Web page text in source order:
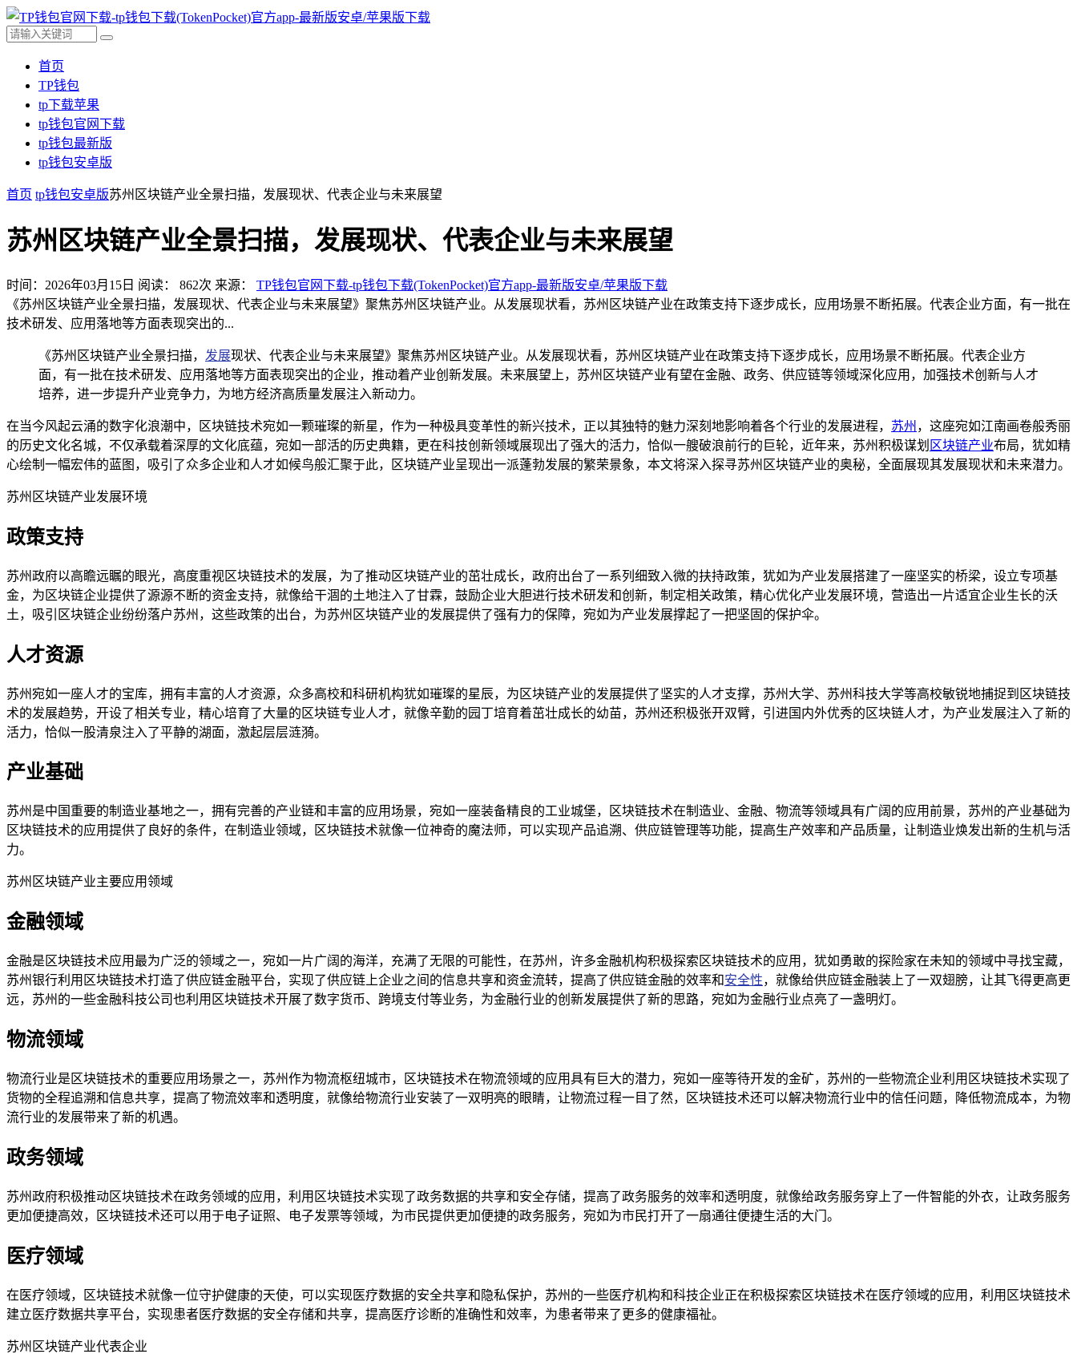
首页
TP钱包
tp下载苹果
tp钱包官网下载
tp钱包最新版
tp钱包安卓版
首页 tp钱包安卓版苏州区块链产业全景扫描，发展现状、代表企业与未来展望
苏州区块链产业全景扫描，发展现状、代表企业与未来展望
时间：2026年03月15日 阅读： 862次 来源： TP钱包官网下载-tp钱包下载(TokenPocket)官方app-最新版安卓/苹果版下载
《苏州区块链产业全景扫描，发展现状、代表企业与未来展望》聚焦苏州区块链产业。从发展现状看，苏州区块链产业在政策支持下逐步成长，应用场景不断拓展。代表企业方面，有一批在
技术研发、应用落地等方面表现突出的...
《苏州区块链产业全景扫描， 发展现状、代表企业与未来展望》聚焦苏州区块链产业。从发展现状看，苏州区块链产业在政策支持下逐步成长，应用场景不断拓展。代表企业方
面，有一批在技术研发、应用落地等方面表现突出的企业，推动着产业创新发展。未来展望上，苏州区块链产业有望在金融、政务、供应链等领域深化应用，加强技术创新与人才
培养，进一步提升产业竞争力，为地方经济高质量发展注入新动力。
在当今风起云涌的数字化浪潮中，区块链技术宛如一颗璀璨的新星，作为一种极具变革性的新兴技术，正以其独特的魅力深刻地影响着各个行业的发展进程， 苏州 ，这座宛如江南画卷般秀丽
的历史文化名城，不仅承载着深厚的文化底蕴，宛如一部活的历史典籍，更在科技创新领域展现出了强大的活力，恰似一艘破浪前行的巨轮，近年来，苏州积极谋划 区块链产业布局，犹如精
心绘制一幅宏伟的蓝图，吸引了众多企业和人才如候鸟般汇聚于此，区块链产业呈现出一派蓬勃发展的繁荣景象，本文将深入探寻苏州区块链产业的奥秘，全面展现其发展现状和未来潜力。
苏州区块链产业发展环境
政策支持
苏州政府以高瞻远瞩的眼光，高度重视区块链技术的发展，为了推动区块链产业的茁壮成长，政府出台了一系列细致入微的扶持政策，犹如为产业发展搭建了一座坚实的桥梁，设立专项基
金，为区块链企业提供了源源不断的资金支持，就像给干涸的土地注入了甘霖，鼓励企业大胆进行技术研发和创新，制定相关政策，精心优化产业发展环境，营造出一片适宜企业生长的沃
土，吸引区块链企业纷纷落户苏州，这些政策的出台，为苏州区块链产业的发展提供了强有力的保障，宛如为产业发展撑起了一把坚固的保护伞。
人才资源
苏州宛如一座人才的宝库，拥有丰富的人才资源，众多高校和科研机构犹如璀璨的星辰，为区块链产业的发展提供了坚实的人才支撑，苏州大学、苏州科技大学等高校敏锐地捕捉到区块链技
术的发展趋势，开设了相关专业，精心培育了大量的区块链专业人才，就像辛勤的园丁培育着茁壮成长的幼苗，苏州还积极张开双臂，引进国内外优秀的区块链人才，为产业发展注入了新的
活力，恰似一股清泉注入了平静的湖面，激起层层涟漪。
产业基础
苏州是中国重要的制造业基地之一，拥有完善的产业链和丰富的应用场景，宛如一座装备精良的工业城堡，区块链技术在制造业、金融、物流等领域具有广阔的应用前景，苏州的产业基础为
区块链技术的应用提供了良好的条件，在制造业领域，区块链技术就像一位神奇的魔法师，可以实现产品追溯、供应链管理等功能，提高生产效率和产品质量，让制造业焕发出新的生机与活
力。
苏州区块链产业主要应用领域
金融领域
金融是区块链技术应用最为广泛的领域之一，宛如一片广阔的海洋，充满了无限的可能性，在苏州，许多金融机构积极探索区块链技术的应用，犹如勇敢的探险家在未知的领域中寻找宝藏，
苏州银行利用区块链技术打造了供应链金融平台，实现了供应链上企业之间的信息共享和资金流转，提高了供应链金融的效率和安全性，就像给供应链金融装上了一双翅膀，让其飞得更高更
远，苏州的一些金融科技公司也利用区块链技术开展了数字货币、跨境支付等业务，为金融行业的创新发展提供了新的思路，宛如为金融行业点亮了一盏明灯。
物流领域
物流行业是区块链技术的重要应用场景之一，苏州作为物流枢纽城市，区块链技术在物流领域的应用具有巨大的潜力，宛如一座等待开发的金矿，苏州的一些物流企业利用区块链技术实现了
货物的全程追溯和信息共享，提高了物流效率和透明度，就像给物流行业安装了一双明亮的眼睛，让物流过程一目了然，区块链技术还可以解决物流行业中的信任问题，降低物流成本，为物
流行业的发展带来了新的机遇。
政务领域
苏州政府积极推动区块链技术在政务领域的应用，利用区块链技术实现了政务数据的共享和安全存储，提高了政务服务的效率和透明度，就像给政务服务穿上了一件智能的外衣，让政务服务
更加便捷高效，区块链技术还可以用于电子证照、电子发票等领域，为市民提供更加便捷的政务服务，宛如为市民打开了一扇通往便捷生活的大门。
医疗领域
在医疗领域，区块链技术就像一位守护健康的天使，可以实现医疗数据的安全共享和隐私保护，苏州的一些医疗机构和科技企业正在积极探索区块链技术在医疗领域的应用，利用区块链技术
建立医疗数据共享平台，实现患者医疗数据的安全存储和共享，提高医疗诊断的准确性和效率，为患者带来了更多的健康福祉。
苏州区块链产业代表企业